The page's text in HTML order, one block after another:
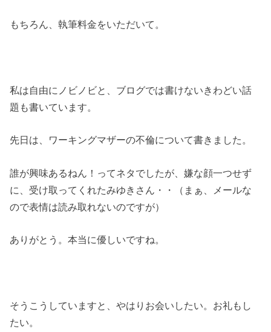
もちろん、執筆料金をいただいて。
私は自由にノビノビと、ブログでは書けないきわどい話
題も書いています。
先日は、ワーキングマザーの不倫について書きました。
誰が興味あるねん！ってネタでしたが、嫌な顔一つせず
に、受け取ってくれたみゆきさん・・（まぁ、メールな
ので表情は読み取れないのですが）
ありがとう。本当に優しいですね。
そうこうしていますと、やはりお会いしたい。お礼もし
たい。